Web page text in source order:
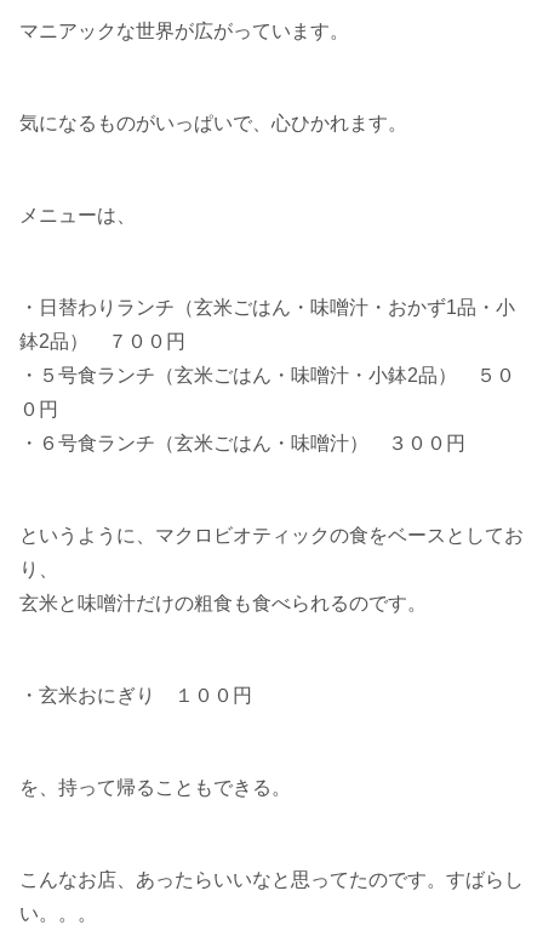
マニアックな世界が広がっています。
気になるものがいっぱいで、心ひかれます。
メニューは、
・日替わりランチ（玄米ごはん・味噌汁・おかず1品・小
鉢2品） ７００円
・５号食ランチ（玄米ごはん・味噌汁・小鉢2品） ５０
０円
・６号食ランチ（玄米ごはん・味噌汁） ３００円
というように、マクロビオティックの食をベースとしてお
り、
玄米と味噌汁だけの粗食も食べられるのです。
・玄米おにぎり １００円
を、持って帰ることもできる。
こんなお店、あったらいいなと思ってたのです。すばらし
い。。。